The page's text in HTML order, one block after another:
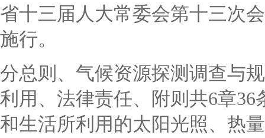
省十三届人大常委会第十三次
施行。
分总则、气候资源探测调查与
利用、法律责任、附则共6章36
和生活所利用的太阳光照、热